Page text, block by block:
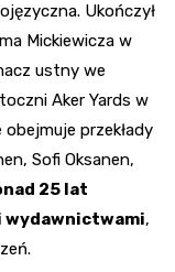
Ukończył
Mickiewicza w
ustny we
Aker Yards w
przekłady
Sofi Oksanen,
25 lat
wydawnictwami,